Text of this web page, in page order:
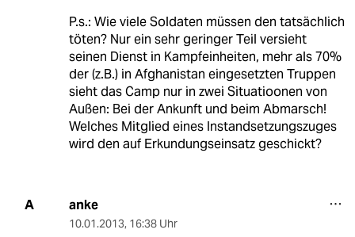
P.s.: Wie viele Soldaten müssen den tatsächlich
töten? Nur ein sehr geringer Teil versieht
seinen Dienst in Kampfeinheiten, mehr als 70%
der (z.B.) in Afghanistan eingesetzten Truppen
sieht das Camp nur in zwei Situatioonen von
Außen: Bei der Ankunft und beim Abmarsch!
Welches Mitglied eines Instandsetzungszuges
wird den auf Erkundungseinsatz geschickt?
A anke
10.01.2013, 16:38 Uhr